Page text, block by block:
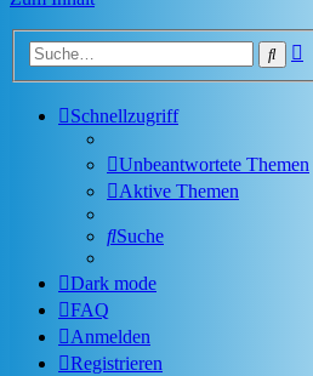
Suche
Schnellzugriff
Unbeantwortete Themen
Aktive Themen
Suche
Dark mode
FAQ
Anmelden
Registrieren